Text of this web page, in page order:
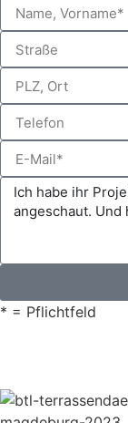
* = Pflichtfeld